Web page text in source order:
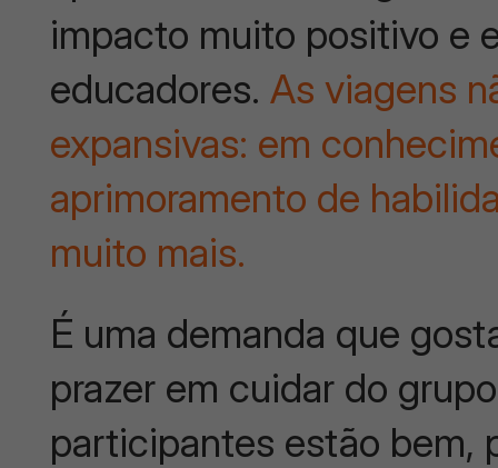
impacto muito positivo e
educadores.As viagens
expansivas: em
aprimoramento de
muito mais.
É uma demanda que
prazer em cuidar do
participantes estão bem,